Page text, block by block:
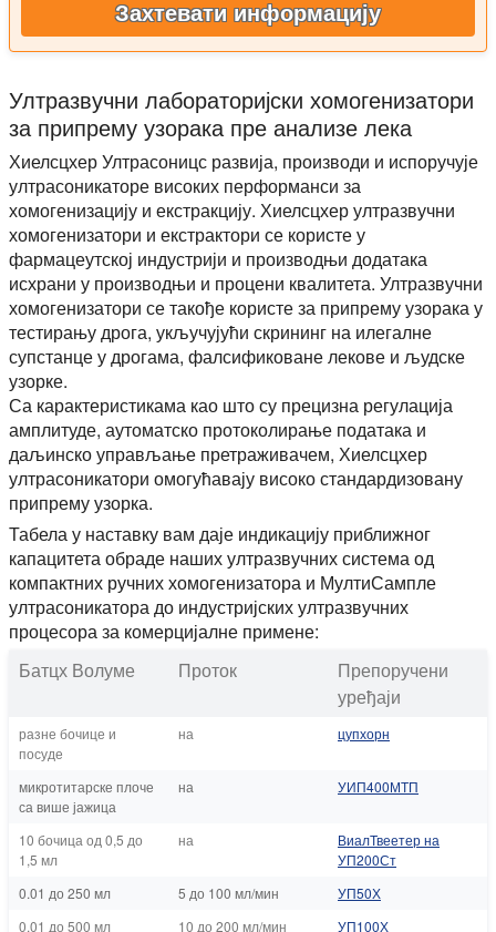
Захтевати информацију
Ултразвучни лабораторијски хомогенизатори
за припрему узорака пре анализе лека
Хиелсцхер Ултрасоницс развија, производи и испоручује
ултрасоникаторе високих перформанси за
хомогенизацију и екстракцију. Хиелсцхер ултразвучни
хомогенизатори и екстрактори се користе у
фармацеутској индустрији и производњи додатака
исхрани у производњи и процени квалитета. Ултразвучни
хомогенизатори се такође користе за припрему узорака у
тестирању дрога, укључујући скрининг на илегалне
супстанце у дрогама, фалсификоване лекове и људске
узорке.
Са карактеристикама као што су прецизна регулација
амплитуде, аутоматско протоколирање података и
даљинско управљање претраживачем, Хиелсцхер
ултрасоникатори омогућавају високо стандардизовану
припрему узорка.
Табела у наставку вам даје индикацију приближног
капацитета обраде наших ултразвучних система од
компактних ручних хомогенизатора и МултиСампле
ултрасоникатора до индустријских ултразвучних
процесора за комерцијалне примене:
Батцх Волуме
Проток
Препоручени
уређаји
разне бочице и
посуде
на цупхорн
микротитарске плоче
са више јажица
на УИП400МТП
10 бочица од 0,5 до
1,5 мл
на
ВиалТвеетер на
УП200Ст
0.01 до 250 мл
5 до 100 мл/мин
УП50Х
0.01 до 500 мл
10 до 200 мл/мин УП100Х